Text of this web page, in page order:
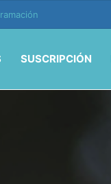
SUSCRIPCIÓN